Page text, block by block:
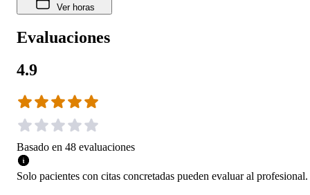
Ver horas
Evaluaciones
4.9
Basado en 48 evaluaciones
Solo pacientes con citas concretadas pueden evaluar al profesional.